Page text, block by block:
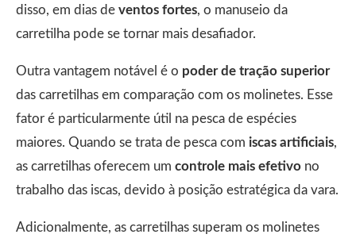
disso, em dias de ventos fortes, o manuseio da
carretilha pode se tornar mais desafiador.
Outra vantagem notável é o poder de tração superior
das carretilhas em comparação com os molinetes. Esse
fator é particularmente útil na pesca de espécies
maiores. Quando se trata de pesca com iscas artificiais,
as carretilhas oferecem um controle mais efetivo no
trabalho das iscas, devido à posição estratégica da vara.
Adicionalmente, as carretilhas superam os molinetes